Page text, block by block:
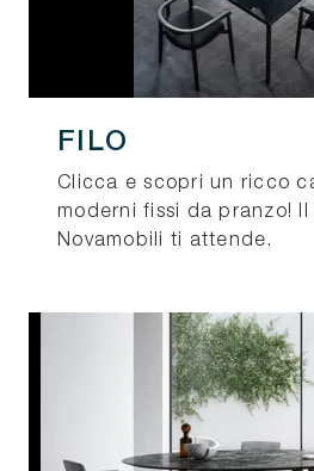
FILO
Clicca e scopri un ricco
moderni fissi da pranzo! Il
Novamobili ti attende.